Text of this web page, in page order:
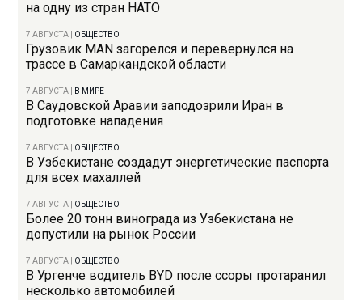
на одну из стран НАТО
7 АВГУСТА ОБЩЕСТВО
Грузовик MAN загорелся и перевернулся на
трассе в Самаркандской области
7 АВГУСТА В МИРЕ
В Саудовской Аравии заподозрили Иран в
подготовке нападения
7 АВГУСТА ОБЩЕСТВО
В Узбекистане создадут энергетические паспорта
для всех махаллей
7 АВГУСТА ОБЩЕСТВО
Более 20 тонн винограда из Узбекистана не
допустили на рынок России
7 АВГУСТА ОБЩЕСТВО
В Ургенче водитель BYD после ссоры протаранил
несколько автомобилей